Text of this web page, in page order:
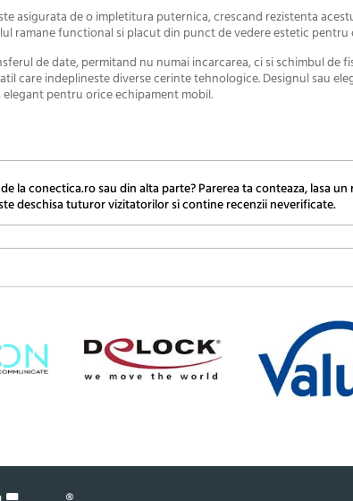
asigurata de o impletitura puternica, crescand rezistenta
ramane functional si placut din punct de vedere estetic
de date, permitand nu numai incarcarea, ci si schimbul de
care indeplineste diverse cerinte tehnologice. Designul sau
pentru orice echipament mobil.
la conectica.ro sau din alta parte? Parerea ta conteaza, lasa un
deschisa tuturor vizitatorilor si contine recenzii neverificate.